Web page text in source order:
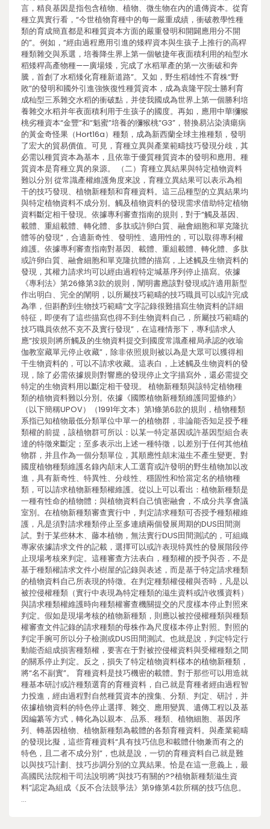
言，精良基因是指包含植物、植物、微生物在內的遺傳資本。從育
種立異實行看，“今世植物育種中的每一嚴重成績，衝破教學性種
類的育成簡直都是和種質資本方面的嚴重發明和開闢應用分不開
的”。例如，“經由過程應用引進的矮稈資本與生孩子上推行的高稈
種類雜交與系選，培養降生界上第一個敏捷年夜面積利用的秈型水
稻矮稈高產物種——廣場矮，完成了水稻單產的第一次衝破和奔
騰，首創了水稻矮化育種新道路”。又如，野生稻雄性不育株“野
敗”的發明和國外引進強恢復性種質資本，成為袁隆平院士勝利育
成秈型三系雜交水稻的衝破點，并使我國成為世界上第一個勝利培
養雜交水稻并年夜面積利用于生孩子的國度。再如，應用中華獼猴
桃劣種資本“金豐”和“魁蜜”培養的獼猴桃“G3”，替換易沾染潰瘍病
的黃金奇怪果（Hort16a）種類，成為新西蘭全球主推種類，發明
了宏大的貿易價值。可見，育種立異與產業範疇技巧發現分歧，其
必需以種質資本為基本，且依靠于優質種質資本的發明和應用。種
質資本是育種立異的泉源。 （二）育種立異結果與特定植物資料
難以分別 從常識產權維護角度來說，育種立異結果可以表示為相
干的技巧發現、植物新種類和育種資料。這三品種型的立異結果均
與特定植物資料不成分別。觸及植物資料的發現需求借助特定植物
資料斷定相干發現。依據專利審查指南的規則，對于“觸及基因、
載體、重組載體、轉化體、多肽或許卵白質、融會細胞和單克隆抗
體等的發現”，合適新奇性、發明性、適用性的，可以取得專利權
維護。依據專利審查指南對基因、載體、重組載體、轉化體、多肽
或許卵白質、融會細胞和單克隆抗體的描寫，上述觸及生物資料的
發現，其權力請求均可以經由過程特定堿基序列停止描寫。依據
《專利法》第26條第3款的規則，闡明書應該對發現或許適用新型
作出明白、完全的闡明，以所屬技巧範疇的技巧職員可以或許完成
為準，但斟酌到生物技巧範疇“文字記錄很難描寫生物資料的詳細
特征，即便有了這些描寫也得不到生物資料自己，所屬技巧範疇的
技巧職員依然不克不及實行發現”，在這種情形下，專利請求人
應“按規則將所觸及的生物資料提交到國度常識產權局承認的收瑜
伽教室藏單元停止收藏”，除非依照規則被以為是大眾可以獲得相
干生物資料的，可以不請求收藏。這表白，上述觸及生物資料的發
現，除了必需依據規則對響應的發現停止文字描寫外，還必需提交
特定的生物資料用以斷定相干發現。 植物新種類與該特定植物種
類的植物資料難以分別。依據《國際植物新種類維護同盟條約》
（以下簡稱UPOV）（1991年文本）第1條第6款的規則，植物種類
系指已知植物最低分類單位中單一的植物群，非論能否知足授予種
類權的前提，該植物群可所以：以某一特定基因或許基因型組合表
達的特徵來斷定；至多表示出上述一種特徵，以差別于任何其他植
物群，并且作為一個分類單位，其順應性顛末滋生不產生變更。對
國度植物種類維護名錄內顛末人工選育或許發明的野生植物加以改
進，具有新奇性、特異性、分歧性、穩固性和恰當定名的植物種
類，可以請求植物新種類權維護。從以上可以看出：植物新種類是
一種有性命的植物體；與植物資料自己慎密融會，不成分共享會議
室別。在植物新種類審查實行中，判定請求種類可否授予種類權維
護，凡是須對請求種類停止至多連續兩個發展周期的DUS田間測
試。對于某些林木、藤本植物，無法實行DUS田間測試的，可組織
專家依據請求文件的記載，選擇可以或許表現特異性的發展階段停
止現場考核來判定。這種審查方法表白，種類權的授予與否，不是
基于種類權請求文件小樹屋的記錄與表述，而是基于特定請求種類
的植物資料自己所表現的特徵。在判定種類權侵權與否時，凡是以
被控侵權種類（實行中表現為特定種類的滋生資料或許收獲資料）
與請求種類權維護時向種類權審查機關提交的尺度樣本停止對照來
判定。假如是現場考核的植物新種類，則應以被控侵權種類與種類
權審查文件記錄的請求種類的母株作為尺度樣本停止對照。對照的
判定手腕可所以分子檢測或DUS田間測試。也就是說，判定特定行
動能否組成損害種類權，要害在于對被控侵權資料與受權種類之間
的關系停止判定。反之，損失了特定植物資料樣本的植物新種類，
將“名不副實”。 育種資料是技巧機密的載體。對于那些可以用造就
種基本研討或許種類選育的育種資料，自己就是育種者經由過程智
力投進，經由過程對自然種質資本的搜集、分類、判定、研討，并
依據植物資料的特色停止選擇、雜交、應用變異、遺傳工程以及基
因編纂等方式，轉化為以親本、品系、種類、植物細胞、基因序
列、轉基因植物、植物新種類為載體的各類育種資料。與產業範疇
的發現比擬，這些育種資料“具有技巧信息和載體什物兼而有之的
特色，且二者不成分別”，也就是說，一切的育種資料自己就是難
以與技巧計劃、技巧步調分別的立異結果。恰是在這一意義上，最
高國民法院相干司法說明將“與技巧有關的??植物新種類滋生資
料”認定為組成《反不合法競爭法》第9條第4款所稱的技巧信息。
…